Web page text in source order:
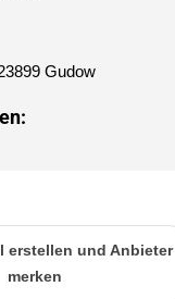
Gudow
erstellen und Anbieter
merken